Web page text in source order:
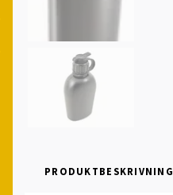
PRODUKTBESKRIVNING